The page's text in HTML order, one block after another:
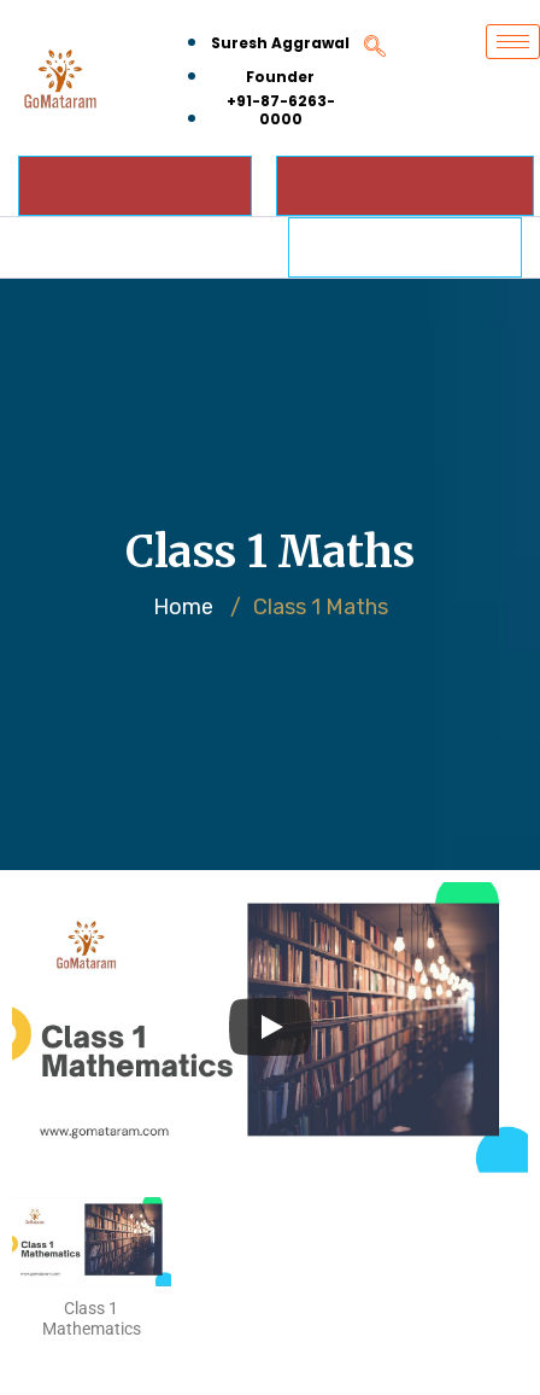
Suresh Aggrawal
Founder
+91-87-6263-
0000
Class 1 Maths
Home / Class 1 Maths
Class 1
Mathematics